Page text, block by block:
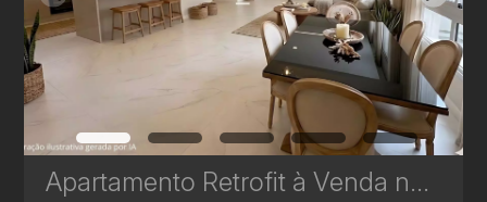
Apartamento Retrofit à Venda no Batel – Edifício Cristina | 3 Quartos, 2 Suítes, 159 m² | Ref 385